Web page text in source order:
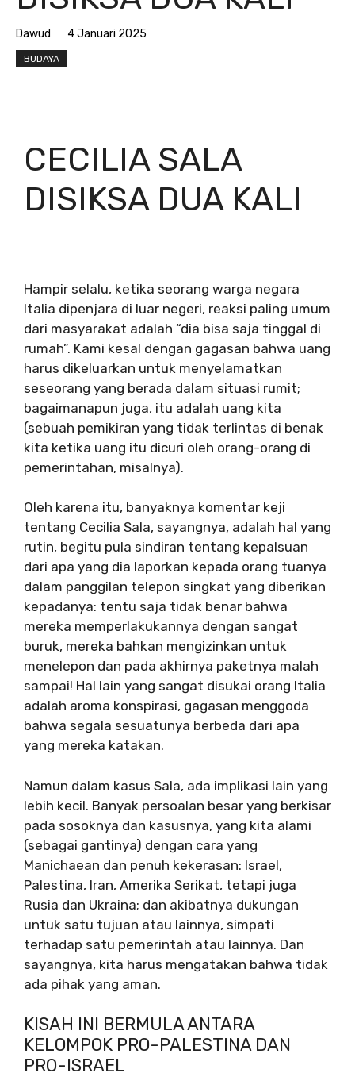
Dawud 4 Januari 2025
BUDAYA
CECILIA SALA
DISIKSA DUA KALI
Hampir selalu, ketika seorang warga negara
Italia dipenjara di luar negeri, reaksi paling umum
dari masyarakat adalah “dia bisa saja tinggal di
rumah”. Kami kesal dengan gagasan bahwa uang
harus dikeluarkan untuk menyelamatkan
seseorang yang berada dalam situasi rumit;
bagaimanapun juga, itu adalah uang kita
(sebuah pemikiran yang tidak terlintas di benak
kita ketika uang itu dicuri oleh orang-orang di
pemerintahan, misalnya).
Oleh karena itu, banyaknya komentar keji
tentang Cecilia Sala, sayangnya, adalah hal yang
rutin, begitu pula sindiran tentang kepalsuan
dari apa yang dia laporkan kepada orang tuanya
dalam panggilan telepon singkat yang diberikan
kepadanya: tentu saja tidak benar bahwa
mereka memperlakukannya dengan sangat
buruk, mereka bahkan mengizinkan untuk
menelepon dan pada akhirnya paketnya malah
sampai! Hal lain yang sangat disukai orang Italia
adalah aroma konspirasi, gagasan menggoda
bahwa segala sesuatunya berbeda dari apa
yang mereka katakan.
Namun dalam kasus Sala, ada implikasi lain yang
lebih kecil. Banyak persoalan besar yang berkisar
pada sosoknya dan kasusnya, yang kita alami
(sebagai gantinya) dengan cara yang
Manichaean dan penuh kekerasan: Israel,
Palestina, Iran, Amerika Serikat, tetapi juga
Rusia dan Ukraina; dan akibatnya dukungan
untuk satu tujuan atau lainnya, simpati
terhadap satu pemerintah atau lainnya. Dan
sayangnya, kita harus mengatakan bahwa tidak
ada pihak yang aman.
KISAH INI BERMULA ANTARA
KELOMPOK PRO-PALESTINA DAN
PRO-ISRAEL